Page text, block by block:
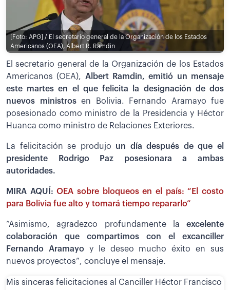
[Foto: APG] / El secretario general de la Organización de los Estados
Americanos (OEA), Albert R. Ramdin
El secretario general de la Organización de los Estados
Americanos (OEA), Albert Ramdin, emitió un mensaje
este martes en el que felicita la designación de dos
nuevos ministrosen Bolivia. Fernando Aramayo fue
posesionado como ministro de la Presidencia y Héctor
Huanca como ministro de Relaciones Exteriores.
La felicitación se produjo un día después de que el
presidente Rodrigo Paz posesionara a ambas
autoridades.
MIRA AQUÍ:OEA sobre bloqueos en el país: “El costo
para Bolivia fue alto y tomará tiempo repararlo”
“Asimismo, agradezco profundamente la excelente
colaboración que compartimos con el excanciller
Fernando Aramayoy le deseo mucho éxito en sus
nuevos proyectos”, concluye el mensaje.
Mis sinceras felicitaciones al Canciller Héctor Francisco